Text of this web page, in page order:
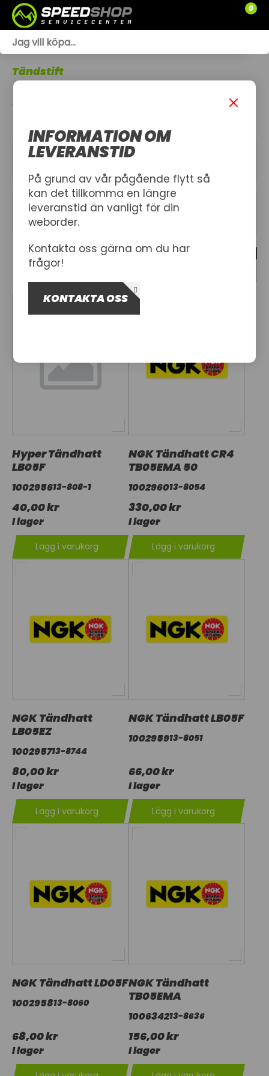
0
SLÄPVAGNAR
Tändstift
TÄNDHATT
KATEGORIER
FILTER
Hyper Tändhatt
LB05F
100295613-808-1
40,00 kr
I lager
Lägg i varukorg
NGK Tändhatt CR4
TB05EMA 50
100296013-8054
330,00 kr
I lager
Lägg i varukorg
NGK Tändhatt
LB05EZ
100295713-8744
80,00 kr
I lager
Lägg i varukorg
NGK Tändhatt LB05F
100295913-8051
66,00 kr
I lager
Lägg i varukorg
NGK Tändhatt LD05F
100295813-8060
68,00 kr
I lager
NGK Tändhatt
TB05EMA
100634213-8636
156,00 kr
I lager
INFORMATION OM
LEVERANSTID
På grund av vår pågående flytt så
kan det tillkomma en längre
leveranstid än vanligt för din
weborder.
Kontakta oss gärna om du har
frågor!
KONTAKTA OSS